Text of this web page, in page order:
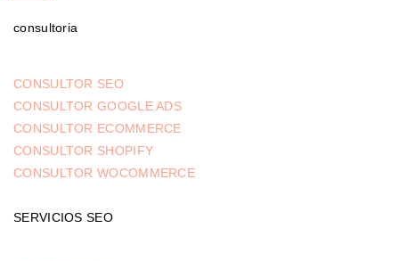
consultoria
CONSULTOR SEO
CONSULTOR GOOGLE ADS
CONSULTOR ECOMMERCE
CONSULTOR SHOPIFY
CONSULTOR WOCOMMERCE
SERVICIOS SEO